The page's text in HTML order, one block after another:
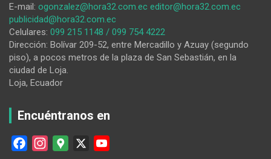
un
concierto
este
8
de
E-mail: ogonzalez@hora32.com.ec editor@hora32.com.ec
publicidad@hora32.com.ec
Celulares: 099 215 1148 / 099 754 4222
Dirección: Bolívar 209-52, entre Mercadillo y Azuay (segundo
piso), a pocos metros de la plaza de San Sebastián, en la
ciudad de Loja.
Loja, Ecuador
Encuéntranos en